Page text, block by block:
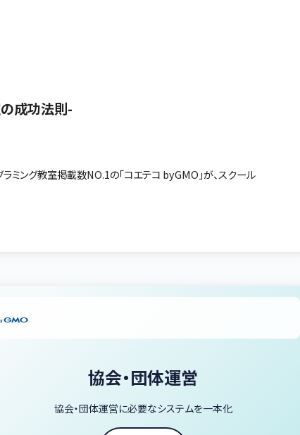
成功法則-
ング教室掲載数NO.1の「コエテコ byGMO」が、スクール
協会・団体運営
協会・団体運営に必要なシステムを一本化